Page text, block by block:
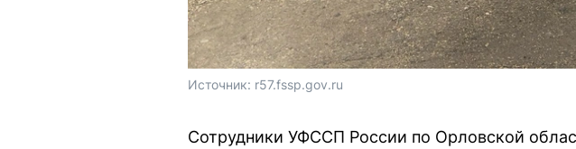
Источник: r57.fssp.gov.ru
Сотрудники УФССП России по Орловской